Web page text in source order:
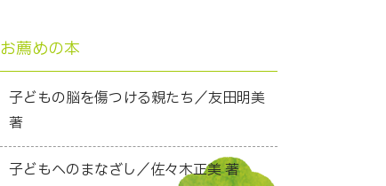
お薦めの本
子どもの脳を傷つける親たち／友田明美
著
子どもへのまなざし／佐々木正美 著